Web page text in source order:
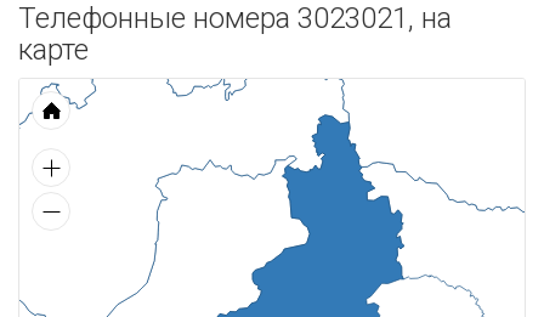
Телефонные номера 3023021, на
карте